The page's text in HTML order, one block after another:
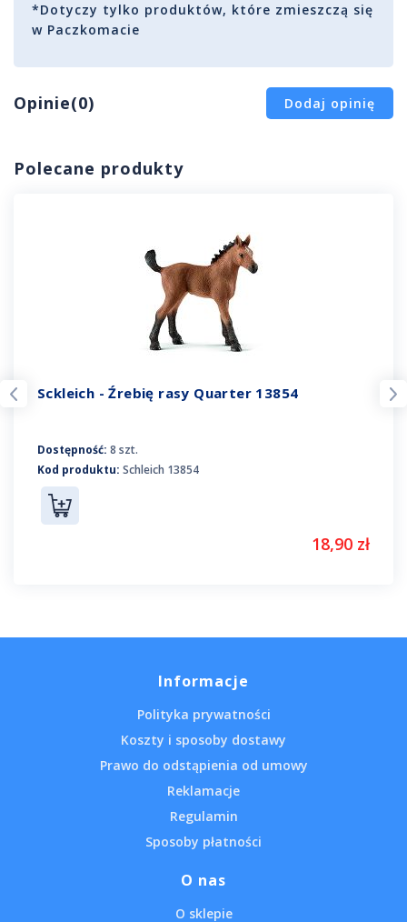
*Dotyczy tylko produktów, które zmieszczą się
w Paczkomacie
Opinie(0) Dodaj opinię
Polecane produkty
Sckleich - Źrebię rasy Quarter 13854
Dostępność: 8 szt.
Kod produktu: Schleich 13854
18,90 zł
Informacje
Polityka prywatności
Koszty i sposoby dostawy
Prawo do odstąpienia od umowy
Reklamacje
Regulamin
Sposoby płatności
O nas
O sklepie